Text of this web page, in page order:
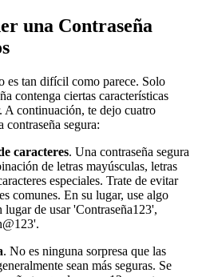
una Contraseña
es tan difícil como parece. Solo
contenga ciertas características
A continuación, te dejo cuatro
contraseña segura:
caracteres. Una contraseña segura
de letras mayúsculas, letras
especiales. Trate de evitar
comunes. En su lugar, use algo
de usar 'Contraseña123',
. No es ninguna sorpresa que las
sean más seguras. Se